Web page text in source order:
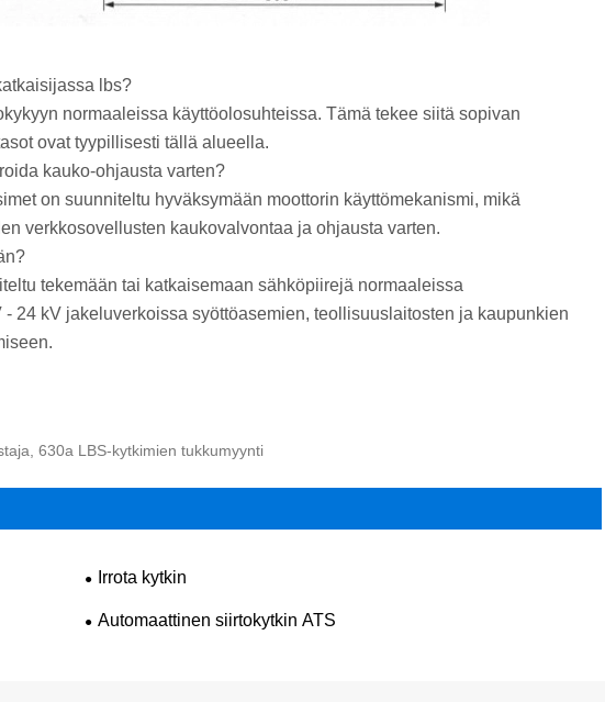
lbs?
normaaleissa käyttöolosuhteissa. Tämä tekee siitä sopivan
ovat tyypillisesti tällä alueella.
kauko-ohjausta varten?
on suunniteltu hyväksymään moottorin käyttömekanismi, mikä
verkkosovellusten kaukovalvontaa ja ohjausta varten.
tekemään tai katkaisemaan sähköpiirejä normaaleissa
24 kV jakeluverkoissa syöttöasemien, teollisuuslaitosten ja kaupunkien
630a LBS-kytkimien tukkumyynti
Irrota kytkin
Automaattinen siirtokytkin ATS